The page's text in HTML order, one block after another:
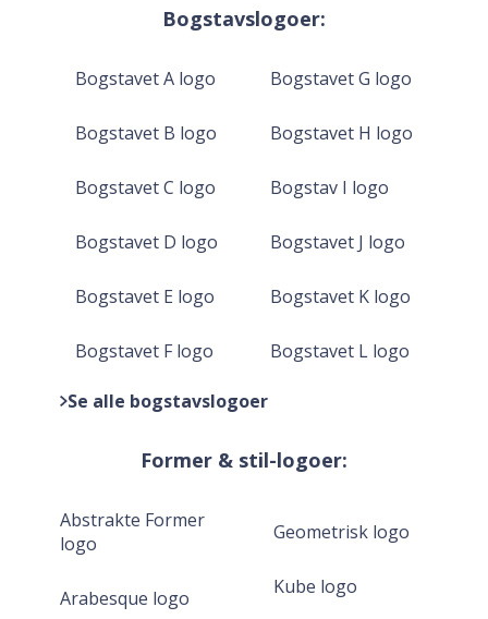
Bogstavslogoer:
Bogstavet A logo
Bogstavet B logo
Bogstavet C logo
Bogstavet D logo
Bogstavet E logo
Bogstavet F logo
Bogstavet G logo
Bogstavet H logo
Bogstav I logo
Bogstavet J logo
Bogstavet K logo
Bogstavet L logo
Se alle bogstavslogoer
Former & stil-logoer:
Abstrakte Former
logo
Arabesque logo
Geometrisk logo
Kube logo